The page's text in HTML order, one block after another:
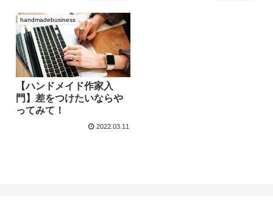
handmadebusiness
【ハンドメイド作家入
門】差をつけたいならや
ってみて！
2022.03.11